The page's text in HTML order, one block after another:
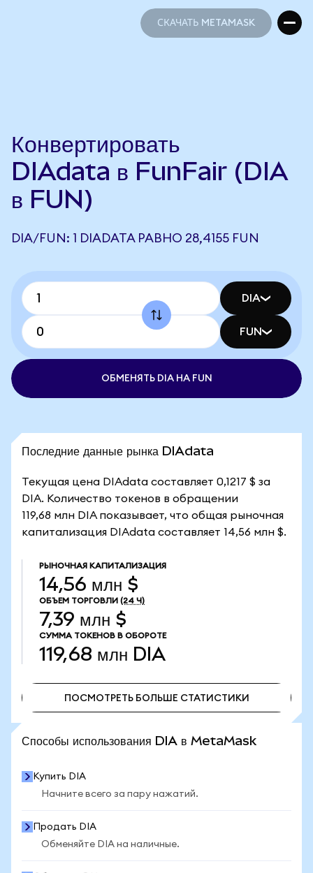
СКАЧАТЬ METAMASK
Конвертировать
DIAdata в FunFair (DIA
в FUN)
DIA/FUN: 1 DIADATA РАВНО 28,4155 FUN
DIA
FUN
ОБМЕНЯТЬ DIA НА FUN
Последние данные рынка DIAdata
Текущая цена DIAdata составляет 0,1217 $ за
DIA. Количество токенов в обращении
119,68 млн DIA показывает, что общая рыночная
капитализация DIAdata составляет 14,56 млн $.
РЫНОЧНАЯ КАПИТАЛИЗАЦИЯ
14,56 млн $
ОБЪЕМ ТОРГОВЛИ (24 Ч)
7,39 млн $
СУММА ТОКЕНОВ В ОБОРОТЕ
119,68 млн DIA
ПОСМОТРЕТЬ БОЛЬШЕ СТАТИСТИКИ
Способы использования DIA в MetaMask
Купить DIA
Начните всего за пару нажатий.
Продать DIA
Обменяйте DIA на наличные.